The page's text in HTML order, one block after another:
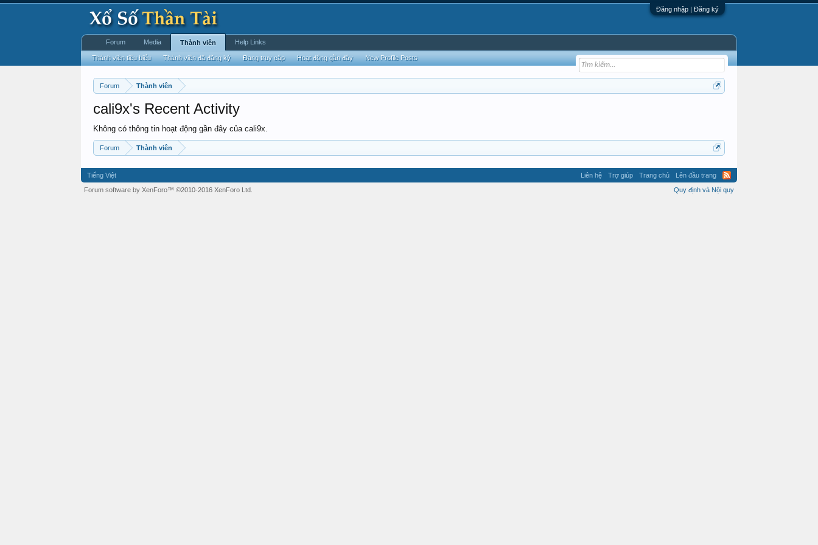
Đăng nhập | Đăng ký
Forum Thành viên
cali9x's Recent Activity
Không có thông tin hoạt động gần đây của cali9x.
Forum Thành viên
Forum Media Thành viên
Thành viên tiêu biểu Thành viên đã đăng ký Đang truy cập Hoạt động gần đây New Profile Posts
Help Links
Tiếng Việt Liên hệ Trợ giúp Trang chủ
Lên đầu trang
Quy định và Nội quy
Forum software by XenForo™ ©2010-2016 XenForo Ltd.